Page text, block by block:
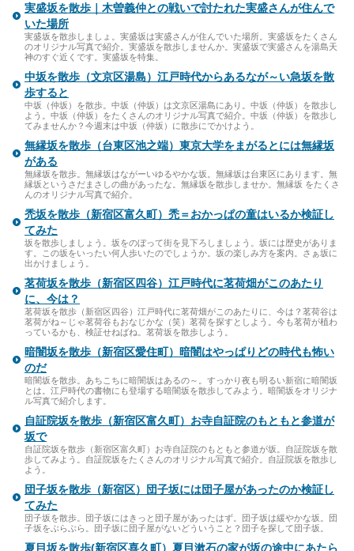
実盛坂を散歩｜木曽義仲との戦いで討たれた実盛さんが住んで
いた場所
実盛坂を散歩しましょ。実盛坂は実盛さんが住んでいた場所。実盛坂をたくさん
のオリジナル写真で紹介。実盛坂を散歩しませんか。実盛坂で実盛さんを湯島天
神のすぐ近くです。実盛坂を特集。
中坂を散歩（文京区湯島）江戸時代からあるなが～い急坂を散
歩すると
中坂（仲坂）を散歩。中坂（仲坂）は文京区湯島にあり。中坂（仲坂）を散歩し
よう。中坂（仲坂）をたくさんのオリジナル写真で紹介。中坂（仲坂）を散歩し
てみませんか？今週末は中坂（仲坂）に散歩にでかけよう。
無縁坂を散歩（台東区池之端）東京大学をまがるとには無縁坂
がある
無縁坂を散歩。無縁坂はながーいゆるやかな坂。無縁坂は台東区にあります。無
縁坂というさだまさしの曲があったな。無縁坂を散歩しませか。無縁坂 をたくさ
んのオリジナル写真で紹介。
禿坂を散歩（新宿区富久町）禿＝おかっぱの童はいるか検証し
てみた
坂を散歩しましょう。坂をのぼって街を見下ろしましょう。坂には歴史がありま
す。この坂をいったい何人歩いたのでしょうか。坂の楽しみ方を案内。さぁ坂に
出かけましょう。
茗荷坂を散歩（新宿区四谷）江戸時代に茗荷畑がこのあたり
に、今は？
茗荷坂を散歩（新宿区四谷）江戸時代に茗荷畑がこのあたりに、今は？茗荷谷は
茗荷がね～じゃ茗荷谷もおなじかな（笑）茗荷を探すとしよう。今も茗荷が植わ
っているかも、検証せねばね。茗荷坂を散歩しよう。
暗闇坂を散歩（新宿区愛住町）暗闇はやっぱりどの時代も怖い
のだ
暗闇坂を散歩。あちこちに暗闇坂はあるの～。すっかり夜も明るい新宿に暗闇坂
とは。江戸時代の書物にも登場する暗闇坂を散歩してみよう。暗闇坂をオリジナ
ル写真で紹介します。
自証院坂を散歩（新宿区富久町）お寺自証院のもともと参道が
坂で
自証院坂を散歩（新宿区富久町）お寺自証院のもともと参道が坂。自証院坂を散
歩してみよう。自証院坂をたくさんのオリジナル写真で紹介。自証院坂を散歩し
よう。
団子坂を散歩（新宿区）団子坂には団子屋があったのか検証し
てみた
団子坂を散歩。団子坂にはきっと団子屋があったはず。団子坂は緩やかな坂。団
子坂をぶらぶら。団子坂に団子屋がないどういうこと？団子を探して団子坂。
夏目坂を散歩(新宿区喜久町）夏目漱石の家が坂の途中にあたら